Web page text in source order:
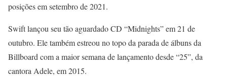
posições em setembro de 2021.
Swift lançou seu tão aguardado CD “Midnights” em 21 de
outubro. Ele também estreou no topo da parada de álbuns da
Billboard com a maior semana de lançamento desde “25”, da
cantora Adele, em 2015.